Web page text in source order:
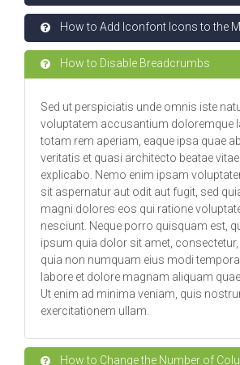
How to Add Iconfont Icons to the
How to Disable Breadcrumbs
Sed ut perspiciatis unde omnis iste
voluptatem accusantium doloremque
totam rem aperiam, eaque ipsa quae
veritatis et quasi architecto beatae
explicabo. Nemo enim ipsam
sit aspernatur aut odit aut fugit, sed
magni dolores eos qui ratione
nesciunt. Neque porro quisquam est,
ipsum quia dolor sit amet,
quia non numquam eius modi
labore et dolore magnam aliquam
Ut enim ad minima veniam, quis
exercitationem ullam.
How to Change the Number of